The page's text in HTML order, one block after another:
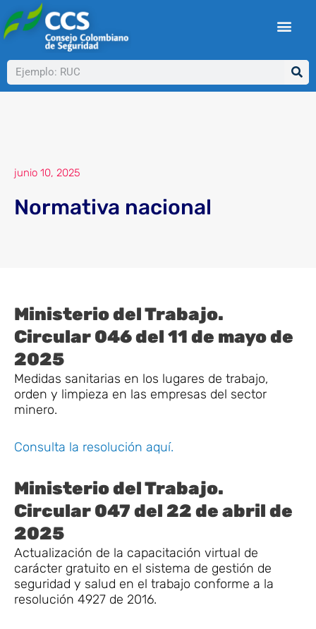
al
contenido
Buscar
junio 10, 2025
Normativa nacional
Ministerio del Trabajo.
Circular 046 del 11 de mayo de
2025
Medidas sanitarias en los lugares de trabajo,
orden y limpieza en las empresas del sector
minero.
Consulta la resolución aquí.
Ministerio del Trabajo.
Circular 047 del 22 de abril de
2025
Actualización de la capacitación virtual de
carácter gratuito en el sistema de gestión de
seguridad y salud en el trabajo conforme a la
resolución 4927 de 2016.